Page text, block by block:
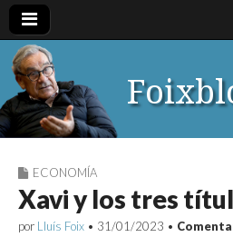
ECONOMÍA
Xavi y los tres
por Lluís Foix • 31/01/2023 •